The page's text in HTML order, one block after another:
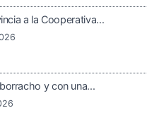
a la Cooperativa...
y con una...